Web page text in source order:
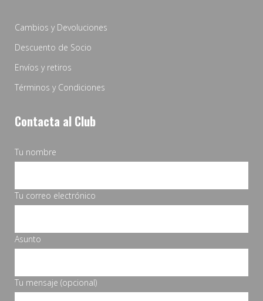
Cambios y Devoluciones
Descuento de Socio
Envíos y retiros
Términos y Condiciones
Contacta al Club
Tu nombre
Tu correo electrónico
Asunto
Tu mensaje (opcional)